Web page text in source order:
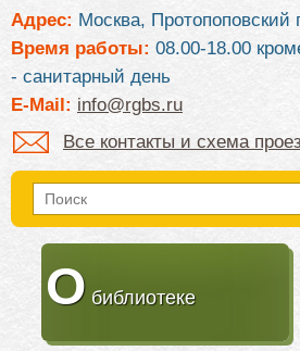
Адрес: Москва, Протопоповский
Время работы: 08.00-18.00
- санитарный день
E-Mail: info@rgbs.ru
Все контакты и схема
О библиотеке